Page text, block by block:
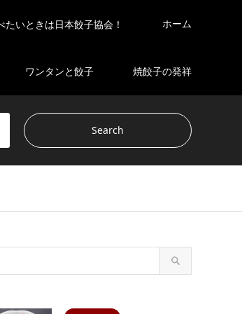
いときは日本餃子協会！ ホーム
ワンタンと餃子 焼餃子の発祥